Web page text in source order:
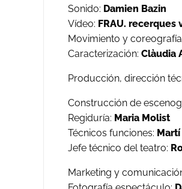
Sonido: Damien Bazin
Vídeo: FRAU. recerques
Movimiento y
Caracterización: Clàudia
Producción, dirección
Construcción de
Regiduría: Maria Molist
Técnicos funciones:
Jefe técnico del teatro:
Marketing y